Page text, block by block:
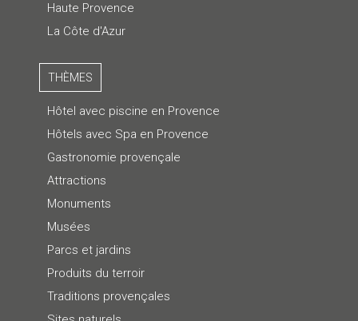
Haute Provence
La Côte d'Azur
THÈMES
Hôtel avec piscine en Provence
Hôtels avec Spa en Provence
Gastronomie provençale
Attractions
Monuments
Musées
Parcs et jardins
Produits du terroir
Traditions provençales